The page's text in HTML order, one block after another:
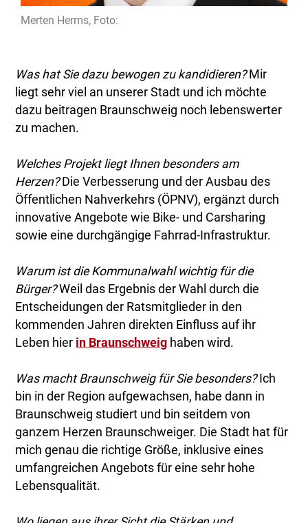
Merten Herms, Foto:
Was hat Sie dazu bewogen zu kandidieren?Mir
liegt sehr viel an unserer Stadt und ich möchte
dazu beitragen Braunschweig noch lebenswerter
zu machen.
Welches Projekt liegt Ihnen besonders am
Herzen?Die Verbesserung und der Ausbau des
Öffentlichen Nahverkehrs (ÖPNV), ergänzt durch
innovative Angebote wie Bike- und Carsharing
sowie eine durchgängige Fahrrad-Infrastruktur.
Warum ist die Kommunalwahl wichtig für die
Bürger?Weil das Ergebnis der Wahl durch die
Entscheidungen der Ratsmitglieder in den
kommenden Jahren direkten Einfluss auf ihr
Leben hier in Braunschweig haben wird.
Was macht Braunschweig für Sie besonders?Ich
bin in der Region aufgewachsen, habe dann in
Braunschweig studiert und bin seitdem von
ganzem Herzen Braunschweiger. Die Stadt hat für
mich genau die richtige Größe, inklusive eines
umfangreichen Angebots für eine sehr hohe
Lebensqualität.